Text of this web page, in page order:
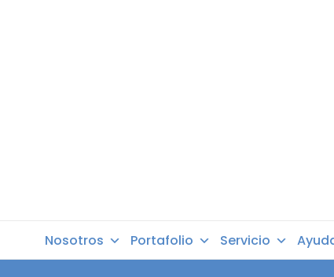
Nosotros Portafolio Servicio